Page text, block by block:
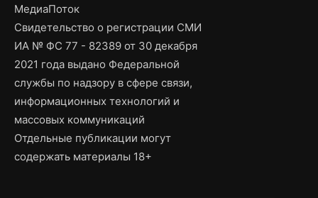
МедиаПоток
Свидетельство о регистрации СМИ
ИА № ФС 77 - 82389 от 30 декабря
2021 года выдано Федеральной
службы по надзору в сфере связи,
информационных технологий и
массовых коммуникаций
Отдельные публикации могут
содержать материалы 18+